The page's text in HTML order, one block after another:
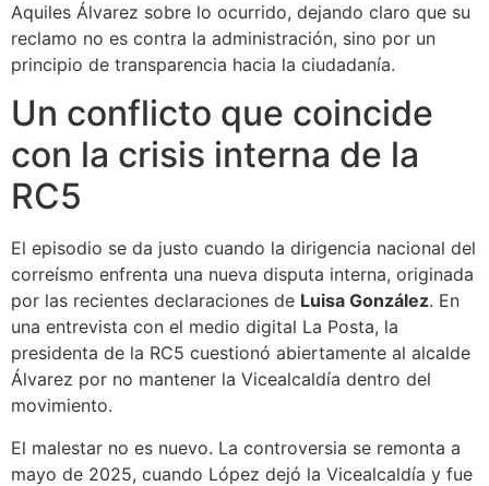
Aquiles Álvarez sobre lo ocurrido, dejando claro que su
reclamo no es contra la administración, sino por un
principio de transparencia hacia la ciudadanía.
Un conflicto que coincide
con la crisis interna de la
RC5
El episodio se da justo cuando la dirigencia nacional del
correísmo enfrenta una nueva disputa interna, originada
por las recientes declaraciones de Luisa González. En
una entrevista con el medio digital La Posta, la
presidenta de la RC5 cuestionó abiertamente al alcalde
Álvarez por no mantener la Vicealcaldía dentro del
movimiento.
El malestar no es nuevo. La controversia se remonta a
mayo de 2025, cuando López dejó la Vicealcaldía y fue